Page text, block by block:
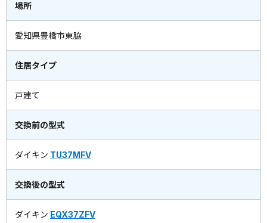
場所
愛知県豊橋市東脇
住居タイプ
戸建て
交換前の型式
ダイキン TU37MFV
交換後の型式
ダイキン EQX37ZFV